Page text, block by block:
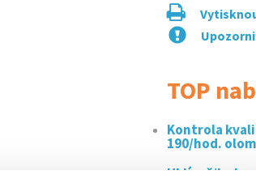
TOP
Kontrola
190/hod.
Uklízeč/ka